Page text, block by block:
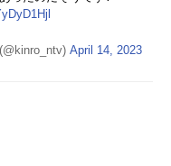
April 14, 2023